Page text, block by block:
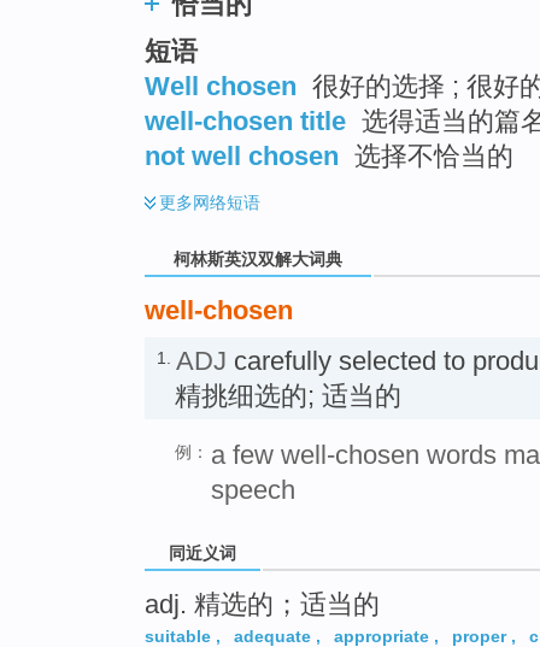
短语
Well chosen 很好的选择 ; 很好
well-chosen title 选得适当的篇
not well chosen 选择不恰当的
更多网络短语
柯林斯英汉双解大词典
well-chosen
1. ADJ carefully selected to
精挑细选的; 适当的
例： a few well-chosen words
speech
同近义词
adj. 精选的；适当的
suitable , adequate , appropriate , proper,